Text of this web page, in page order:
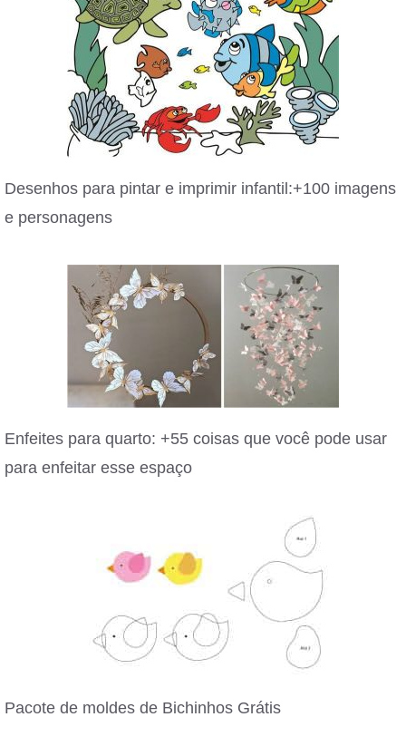
Desenhos para pintar e imprimir infantil:+100 imagens
e personagens
Enfeites para quarto: +55 coisas que você pode usar
para enfeitar esse espaço
Pacote de moldes de Bichinhos Grátis